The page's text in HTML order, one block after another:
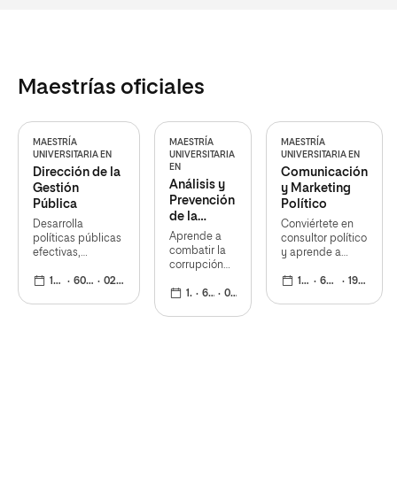
Maestrías oficiales
MAESTRÍA
UNIVERSITARIA EN
Dirección de la
Gestión
Pública
Desarrolla
políticas públicas
efectivas,
expertos y
12 meses 60 ECTS 02 nov 2026
MAESTRÍA
UNIVERSITARIA
EN
Análisis y
Prevención
de la
Corrupción
Aprende a
combatir la
corrupción
ámbito
12 meses 60 ECTS 02 nov 2026
MAESTRÍA
UNIVERSITARIA EN
Comunicación
y Marketing
Político
Conviértete en
consultor político
y aprende a
ejecutar
12 meses 60 ECTS 19 oct 2026